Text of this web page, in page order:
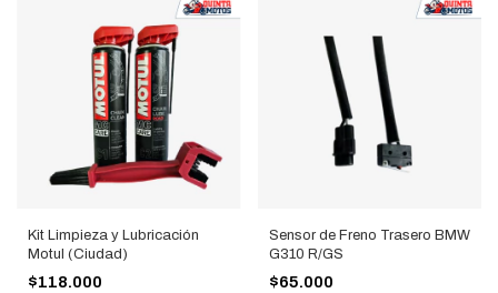
Kit Limpieza y Lubricación
Motul (Ciudad)
$118.000
Sensor de Freno Trasero BMW
G310 R/GS
$65.000